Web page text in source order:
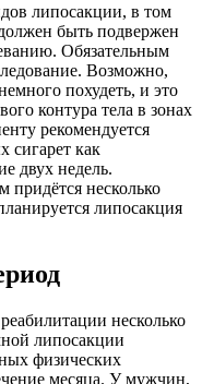
липосакции, в том
быть подвержен
Обязательным
Возможно,
похудеть, и это
контура тела в зонах
рекомендуется
сигарет как
двух недель.
несколько
липосакция
несколько
липосакции
физических
месяца. У мужчин,